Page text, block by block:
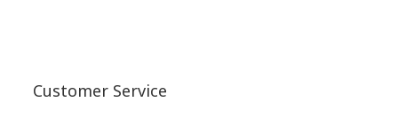
Customer Service